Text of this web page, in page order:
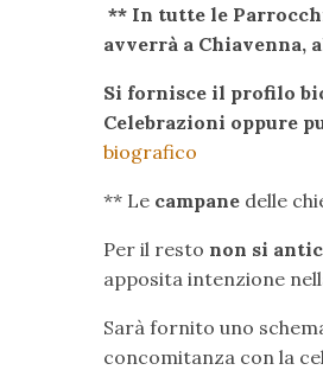
** In tutte le
avverrà a Chiavenna,
Si fornisce il profilo
Celebrazioni oppure
biografico
** Le campane delle
Per il resto non si
apposita intenzione
Sarà fornito uno
concomitanza con la